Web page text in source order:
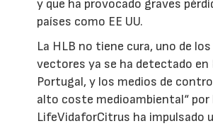
y que ha provocado graves
países como EE UU.
La HLB no tiene cura, uno de
vectores ya se ha detectado en
Portugal, y los medios de
alto coste medioambiental“ por
LifeVidaforCitrus ha impulsado